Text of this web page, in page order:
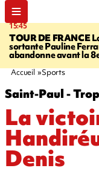
15:45
TOUR DE FRANCE
sortante Pauline
abandonne avant la
Accueil Sports
Saint-Paul -
La
Denis